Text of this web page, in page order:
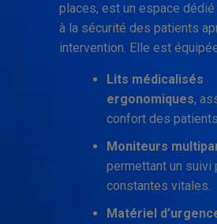
places, est un espace
à la sécurité des patients
intervention. Elle est
Lits médicalisés
ergonomiques,
confort des patients.
Moniteurs
permettant un suivi
constantes vitales.
Matériel